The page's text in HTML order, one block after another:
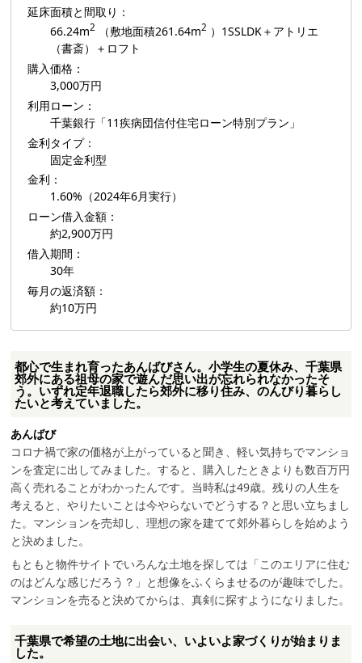
延床面積と間取り：
66.24m2 （敷地面積261.64m2 ）1SSLDK＋アトリエ
（書斎）＋ロフト
購入価格：
3,000万円
利用ローン：
千葉銀行「11疾病団信付住宅ローン特別プラン」
金利タイプ：
固定金利型
金利：
1.60%（2024年6月実行）
ローン借入金額：
約2,900万円
借入期間：
30年
毎月の返済額：
約10万円
都心で生まれ育ったあんばびさん。小学生の夏休み、千葉県
郊外にある祖母の家で遊んだ思い出が忘れられなかったそ
う。いずれ定年退職したら郊外に移り住み、のんびり暮らし
たいと考えていました。
あんばび
コロナ禍で家の価格が上がっていると聞き、軽い気持ちでマンショ
ンを査定に出してみました。すると、購入したときよりも数百万円
高く売れることがわかったんです。当時私は49歳。残りの人生を
考えると、やりたいことは今やらないでどうする？と思い立ちまし
た。マンションを売却し、理想の家を建てて郊外暮らしを始めよう
と決めました。
もともと物件サイトでいろんな土地を探しては「このエリアに住む
のはどんな感じだろう？」と想像をふくらませるのが趣味でした。
マンションを売ると決めてからは、真剣に探すようになりました。
千葉県で希望の土地に出会い、いよいよ家づくりが始まりま
した。